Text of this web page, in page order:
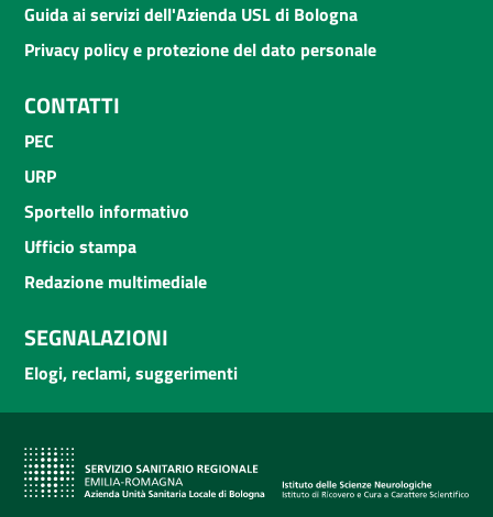
Guida ai servizi dell'Azienda USL di Bologna
Privacy policy e protezione del dato personale
CONTATTI
PEC
URP
Sportello informativo
Ufficio stampa
Redazione multimediale
SEGNALAZIONI
Elogi, reclami, suggerimenti